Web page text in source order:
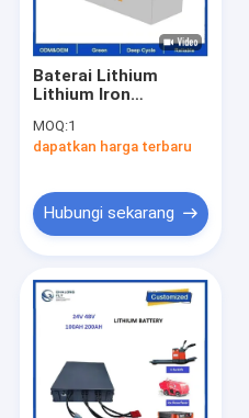
Baterai Lithium
Lithium Iron
MOQ:1
dapatkan harga terbaru
Hubungi sekarang